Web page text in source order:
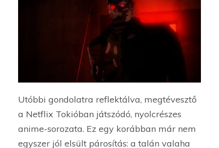
Utóbbi gondolatra reflektálva, megtévesztő
a Netflix Tokióban játszódó, nyolcrészes
anime-sorozata. Ez egy korábban már nem
egyszer jól elsült párosítás: a talán valaha